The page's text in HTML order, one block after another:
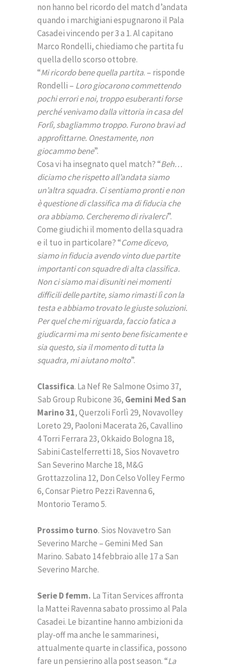
non hanno bel ricordo del match d’andata
quando i marchigiani espugnarono il Pala
Casadei vincendo per 3 a 1. Al capitano
Marco Rondelli, chiediamo che partita fu
quella dello scorso ottobre.
“Mi ricordo bene quella partita. – risponde
Rondelli – Loro giocarono commettendo
pochi errori e noi, troppo esuberanti forse
perché venivamo dalla vittoria in casa del
Forlì, sbagliammo troppo. Furono bravi ad
approfittarne. Onestamente, non
giocammo bene”.
Cosa vi ha insegnato quel match? “Beh…
diciamo che rispetto all’andata siamo
un’altra squadra. Ci sentiamo pronti e non
è questione di classifica ma di fiducia che
ora abbiamo. Cercheremo di rivalerci”.
Come giudichi il momento della squadra
e il tuo in particolare? “Come dicevo,
siamo in fiducia avendo vinto due partite
importanti con squadre di alta classifica.
Non ci siamo mai disuniti nei momenti
difficili delle partite, siamo rimasti lì con la
testa e abbiamo trovato le giuste soluzioni.
Per quel che mi riguarda, faccio fatica a
giudicarmi ma mi sento bene fisicamente e
sia questo, sia il momento di tutta la
squadra, mi aiutano molto”.
Classifica. La Nef Re Salmone Osimo 37,
Sab Group Rubicone 36, Gemini Med San
Marino 31, Querzoli Forlì 29, Novavolley
Loreto 29, Paoloni Macerata 26, Cavallino
4 Torri Ferrara 23, Okkaido Bologna 18,
Sabini Castelferretti 18, Sios Novavetro
San Severino Marche 18, M&G
Grottazzolina 12, Don Celso Volley Fermo
6, Consar Pietro Pezzi Ravenna 6,
Montorio Teramo 5.
Prossimo turno. Sios Novavetro San
Severino Marche – Gemini Med San
Marino. Sabato 14 febbraio alle 17 a San
Severino Marche.
Serie D femm. La Titan Services affronta
la Mattei Ravenna sabato prossimo al Pala
Casadei. Le bizantine hanno ambizioni da
play-off ma anche le sammarinesi,
attualmente quarte in classifica, possono
fare un pensierino alla post season. “La